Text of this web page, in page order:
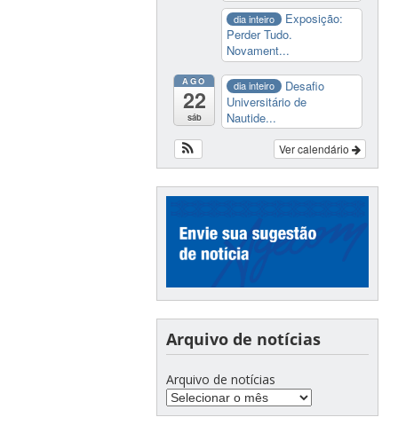
dia inteiro
Exposição:
Perder Tudo.
Novament...
AGO
22
sáb
dia inteiro
Desafio
Universitário de
Nautide...
Ver calendário
Arquivo de notícias
Arquivo de notícias